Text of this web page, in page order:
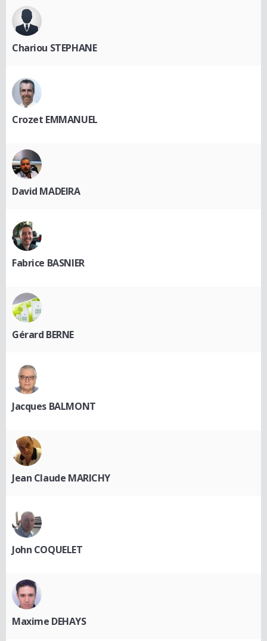
Chariou STEPHANE
Crozet EMMANUEL
David MADEIRA
Fabrice BASNIER
Gérard BERNE
Jacques BALMONT
Jean Claude MARICHY
John COQUELET
Maxime DEHAYS